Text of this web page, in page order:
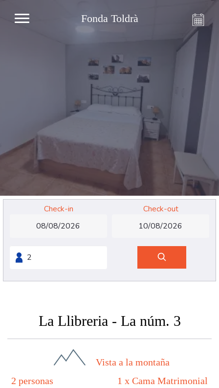
Fonda Toldrà
Check-in Check-out
La Llibreria - La núm. 3
Vista a la montaña
2 personas
1 x Cama Matrimonial